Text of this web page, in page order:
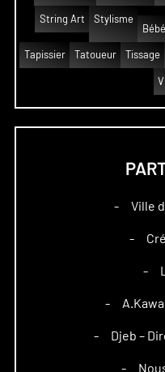
String Art
Stylisme
Bébé
Tapissier Tatoueur Tissage
– Ville
–
–
–
– Djeb –
–